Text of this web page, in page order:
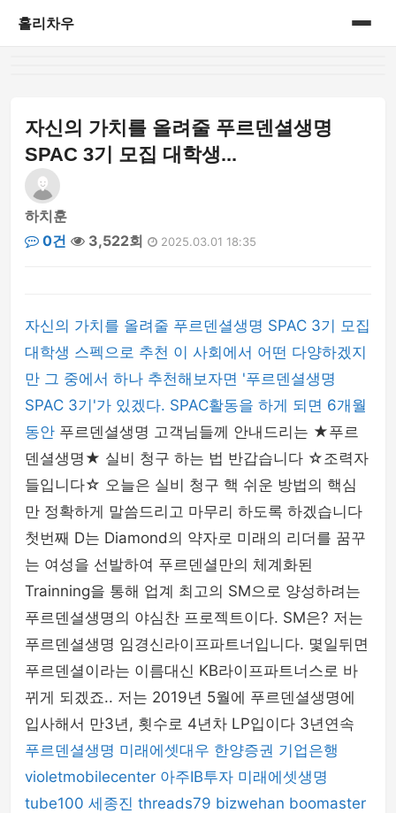
홀리차우
자신의 가치를 올려줄 푸르덴셜생명
SPAC 3기 모집 대학생...
하치훈
0건
3,522회 2025.03.01 18:35
자신의 가치를 올려줄 푸르덴셜생명 SPAC 3기 모집
대학생 스펙으로 추천 이 사회에서 어떤 다양하겠지
만 그 중에서 하나 추천해보자면 '푸르덴셜생명
SPAC 3기'가 있겠다. SPAC활동을 하게 되면 6개월
동안 푸르덴셜생명 고객님들께 안내드리는 ★푸르
덴셜생명★ 실비 청구 하는 법 반갑습니다 ☆조력자
들입니다☆ 오늘은 실비 청구 핵 쉬운 방법의 핵심
만 정확하게 말씀드리고 마무리 하도록 하겠습니다
첫번째 D는 Diamond의 약자로 미래의 리더를 꿈꾸
는 여성을 선발하여 푸르덴셜만의 체계화된
Trainning을 통해 업계 최고의 SM으로 양성하려는
푸르덴셜생명의 야심찬 프로젝트이다. SM은? 저는
푸르덴셜생명 임경신라이프파트너입니다. 몇일뒤면
푸르덴셜이라는 이름대신 KB라이프파트너스로 바
뀌게 되겠죠.. 저는 2019년 5월에 푸르덴셜생명에
입사해서 만3년, 횟수로 4년차 LP입이다 3년연속
푸르덴셜생명 미래에셋대우 한양증권 기업은행
violetmobilecenter 아주IB투자 미래에셋생명
tube100 세종진 threads79 bizwehan boomaster